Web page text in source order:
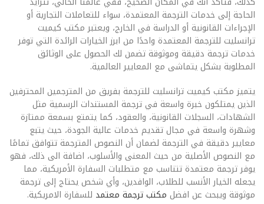
الحاجة إلى خدمات الترجمة المعتمدة، سواء للتعاملات التجارية أو
الإجراءات القانونية أو الدراسة في الخارج، ويعتبر مكتب كيميت
ترانسليت للترجمة المعتمدة واحدًا من ابرز الخيارات الرائدة التي توفر
خدمات ترجمة دقيقة وموثوقة تضمن لك الحصول على الوثائق
المطلوبة بشكل يتماشى مع المعايير العالمية.
يتميز مكتب كيميت ترانسليت للترجمة بفريق من المترجمين المحترفين
الذين يمتلكون خبرة واسعة في ترجمة المستندات الرسمية مثل
الشهادات، السجلات القانونية، والعقود، كما يتمتع بسمعة ممتازة
وشهرة واسعة في مجال تقديم خدمات عالية الجودة، حيث يتبع
معايير دقيقة في الترجمة لضمان أن النصوص المترجمة تتوافق تمامًا
مع النصوص الأصلية من حيث المعنى والأسلوب، اضافة الى ذلك، فهو
يوفر ترجمة معتمدة تتناسب مع متطلبات السفارة الأمريكية، مما
يجعله الخيار الأنسب للطلاب، الوافدين، وأي شخص يحتاج إلى ترجمة
موثوقة ويبحث عن افضل مكتب ترجمة معتمد للسفارة الامريكية.